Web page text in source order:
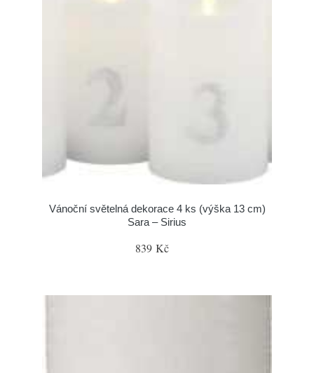
Vánoční světelná dekorace 4 ks (výška 13 cm)
Sara – Sirius
839 Kč